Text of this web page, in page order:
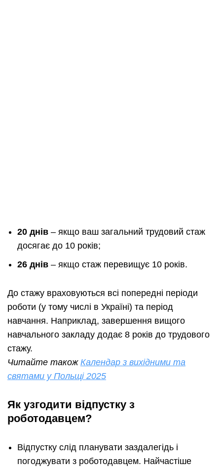
20 днів – якщо ваш загальний трудовий стаж
досягає до 10 років;
26 днів – якщо стаж перевищує 10 років.
До стажу враховуються всі попередні періоди
роботи (у тому числі в Україні) та період
навчання. Наприклад, завершення вищого
навчального закладу додає 8 років до трудового
стажу.
Читайте також Календар з вихідними та
святами у Польщі 2025
Як узгодити відпустку з
роботодавцем?
Відпустку слід планувати заздалегідь і
погоджувати з роботодавцем. Найчастіше